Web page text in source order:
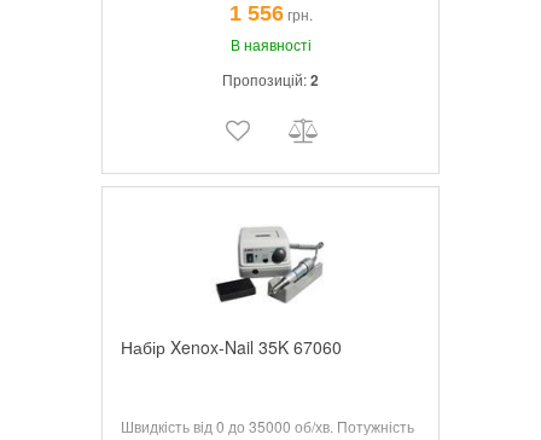
1 556грн.
В наявності
Пропозицій:2
Набір Xenox-Nail 35K 67060
Швидкість від 0 до 35000 об/хв. Потужність